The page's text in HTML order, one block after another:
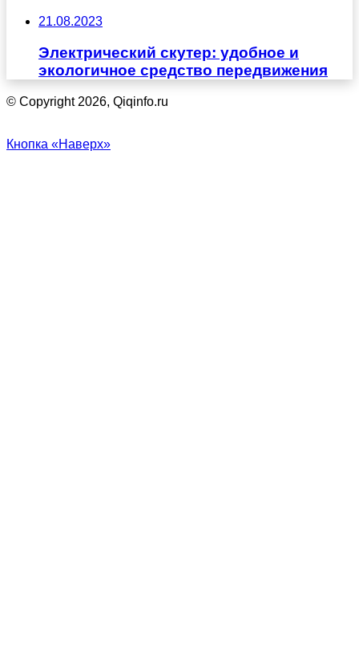
21.08.2023
Электрический скутер: удобное и
экологичное средство передвижения
© Copyright 2026, Qiqinfo.ru
Кнопка «Наверх»